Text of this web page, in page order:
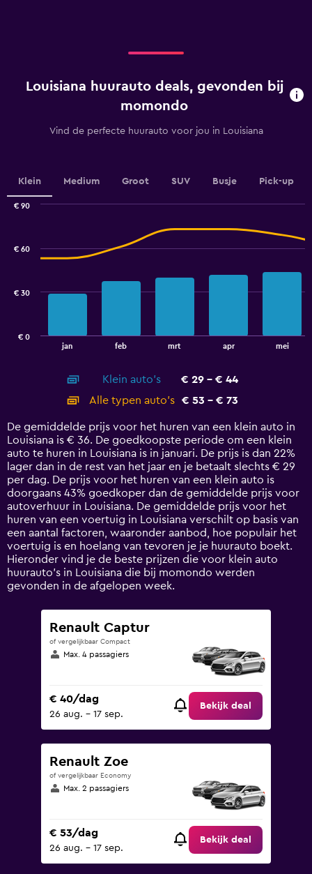
The
values.
Range:
0
Louisiana huurauto deals, gevonden bij
momondo
Vind de perfecte huurauto voor jou in Louisiana
Klein Medium Groot SUV Busje Pick-up
14
categories.
The
chart
has
1
Y
axis
displaying
values.
Range:
0
to
90.
jan feb mrt apr mei
€ 0
€ 30
€ 60
€ 90
End
Klein auto's
€ 29 - € 44
Alle typen auto's
€ 53 - € 73
De gemiddelde prijs voor het huren van een klein auto in
Louisiana is € 36. De goedkoopste periode om een klein
auto te huren in Louisiana is in januari. De prijs is dan 22%
lager dan in de rest van het jaar en je betaalt slechts € 29
per dag. De prijs voor het huren van een klein auto is
doorgaans 43% goedkoper dan de gemiddelde prijs voor
autoverhuur in Louisiana. De gemiddelde prijs voor het
huren van een voertuig in Louisiana verschilt op basis van
een aantal factoren, waaronder aanbod, hoe populair het
voertuig is en hoelang van tevoren je je huurauto boekt.
Hieronder vind je de beste prijzen die voor klein auto
huurauto's in Louisiana die bij momondo werden
gevonden in de afgelopen week.
Renault Captur
of vergelijkbaar Compact
Max. 4 passagiers
€ 40/dag
26 aug. - 17 sep.
Bekijk deal
Renault Zoe
of vergelijkbaar Economy
Max. 2 passagiers
€ 53/dag
26 aug. - 17 sep.
Bekijk deal